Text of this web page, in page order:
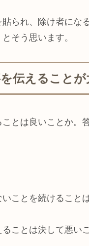
られ、除け者にな
そう思います。
を伝えること
とは良いことか。
ことを続けること
ることは決して悪い